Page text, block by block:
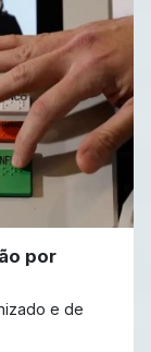
por
e de